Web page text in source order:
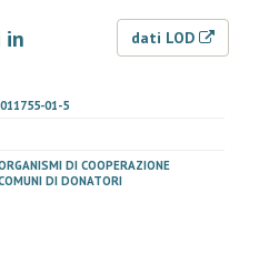
in
dati LOD
01-5
DI COOPERAZIONE
DI DONATORI